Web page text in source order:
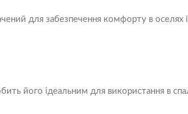
для забезпечення комфорту в оселях
його ідеальним для використання в